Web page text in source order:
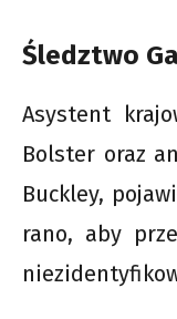
Śledztwo
Asystent
Bolster oraz
Buckley,
rano, aby